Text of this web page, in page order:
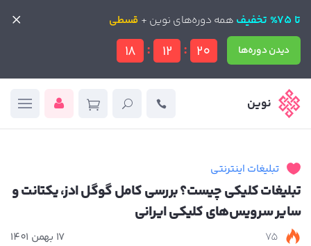
تا 75% تخفیف همه دوره‌های نوین + قسطی
دیدن دوره‌ها 18 : 12 : 18
تا 75% تخفیف همه دوره‌های نوین + قسطی
دیدن دوره‌ها
نوین
تبلیغات اینترنتی
تبلیغات کلیکی چیست؟ بررسی کامل گوگل ادز، یکتانت و
سایر سرویس‌های کلیکی ایرانی
75 17 بهمن 1401